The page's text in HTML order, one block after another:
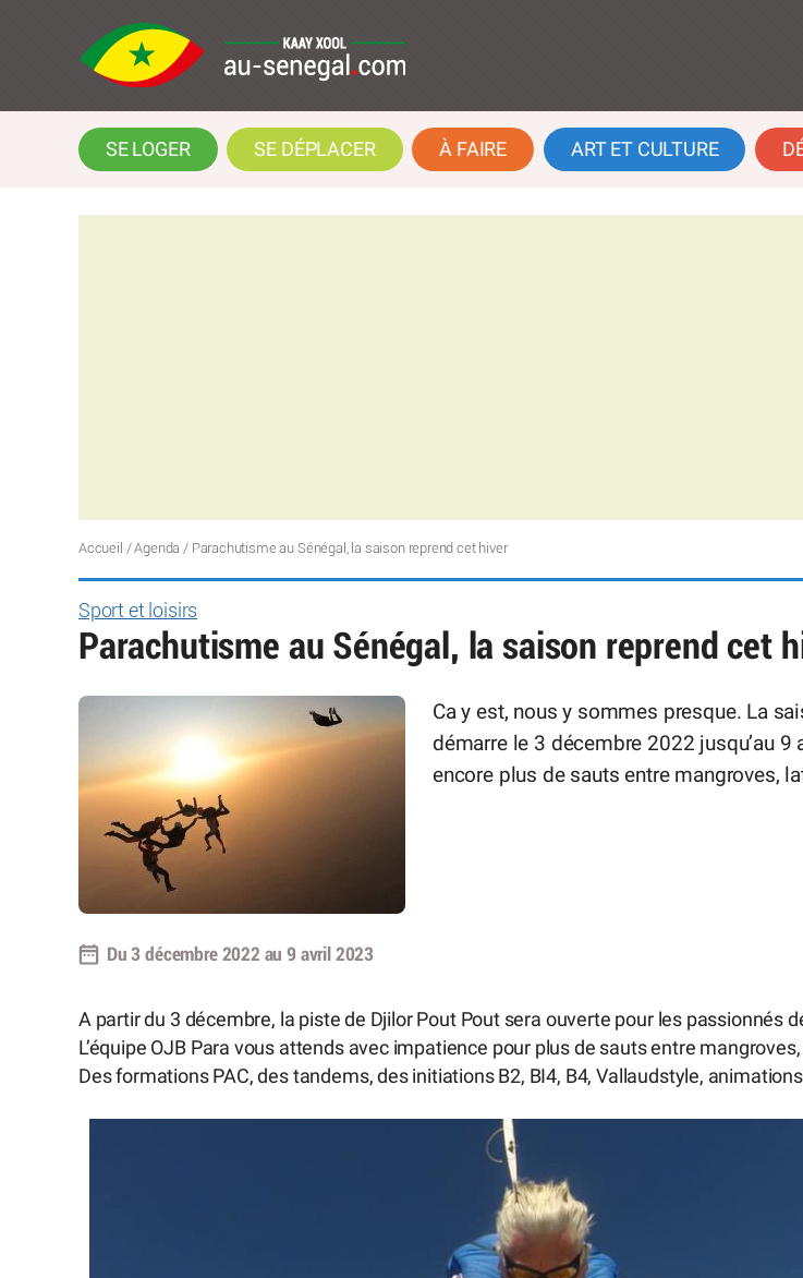
SE LOGER SE DÉPLACER À FAIRE ART ET CULTURE
Accueil /Agenda / Parachutisme au Sénégal, la saison reprend cet hiver
Sport et loisirs
Parachutisme au Sénégal, la saison reprend cet
Ca y est, nous y sommes presque. La
démarre le 3 décembre 2022 jusqu’au 9
encore plus de sauts entre mangroves,
Du 3 décembre 2022 au 9 avril 2023
A partir du 3 décembre, la piste de Djilor Pout Pout sera ouverte pour les passionnés
L’équipe OJB Para vous attends avec impatience pour plus de sauts entre
Des formations PAC, des tandems, des initiations B2, BI4, B4, Vallaudstyle,